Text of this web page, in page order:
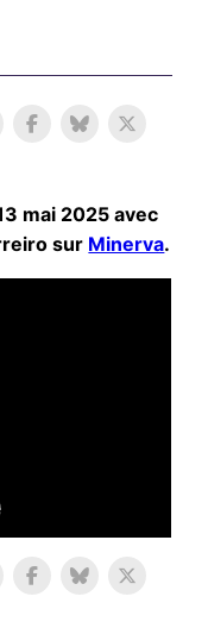
mai 2025 avec
sur Minerva.